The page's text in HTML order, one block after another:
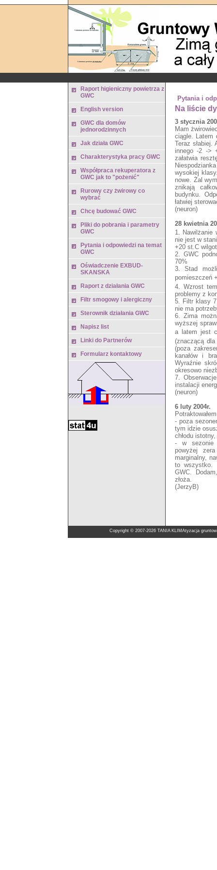
Raport higieniczny powietrza z
GWC
English version
GWC dla domów
jednorodzinnych
Jak działa GWC
Charakterystyka pracy GWC
Współpraca rekuperatora z
GWC jak to "pożenić"
Rurowy czy żwirowy co
wybrać
Chcę budować GWC
Pliki do pobrania i parametry
GWC
Pytania i odpowiedzi na temat
GWC
Oświadczenie EXBUD-
SKANSKA
Raport z działania GWC
Filtr smogowy i alergiczny
Sterownik działania GWC
Napisz list
Linki do Partnerów
Formularz kontaktowy
Pytania i
Na liście
3 stycznia
Mam
ciągle. Latem
Teraz
innego -2 ->
załatwia
wysokiej
nowe. Żal
znikają
budynku.
łatwiej
(neuron)
28 kwietnia
1. Nawilżanie
nie jest w
+20 st.C
2. GWC
70%
3. Stad
pomieszczeń
4. Wzrost
problemy z
5. Filtr klasy
nie ma
6. Zima
wyższej
a latem jest
(znaczącą
(poza
kanałów i
Wyraźnie
okresowo
7.
instalacji
(neuron)
6 luty 2004r.
- poza
tym idzie
chłodu istotny,
- w sezonie
powyżej
marginalny,
to wszystko.
GWC.
złoża.
(JerzyB)
Copyright © 2007-2026 TANIA KLIMAtyzacja